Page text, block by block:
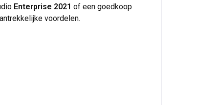
Enterprise 2021 of een goedkoop
voordelen.